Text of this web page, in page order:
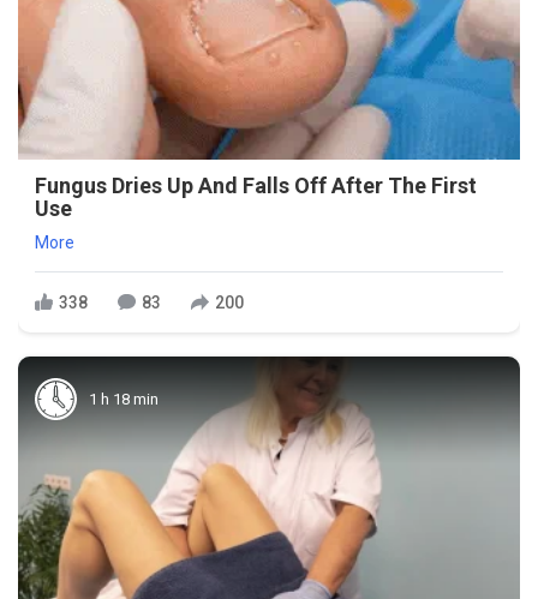
Fungus Dries Up And Falls Off After The First
Use
More
338 83 200
1 h 18 min